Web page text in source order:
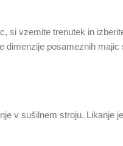
si vzemite trenutek in
posameznih
v sušilnem stroju. Likanje